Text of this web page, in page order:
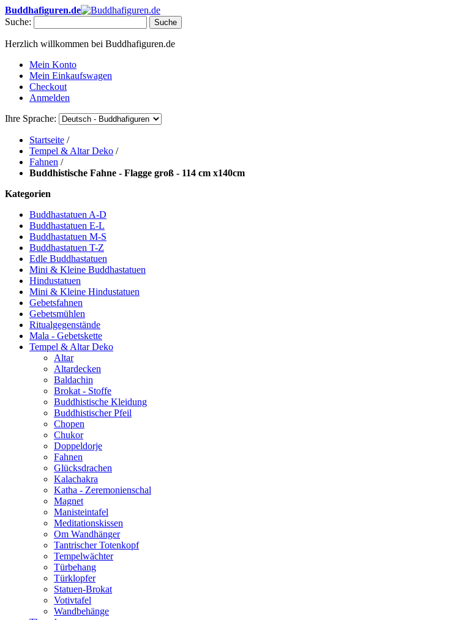
Buddhafiguren.de
Suche:
Suche
Herzlich willkommen bei Buddhafiguren.de
Mein Konto
Mein Einkaufswagen
Checkout
Anmelden
Ihre Sprache:
Startseite /
Tempel & Altar Deko /
Fahnen /
Buddhistische Fahne - Flagge groß - 114 cm x140cm
Kategorien
Buddhastatuen A-D
Buddhastatuen E-L
Buddhastatuen M-S
Buddhastatuen T-Z
Edle Buddhastatuen
Mini & Kleine Buddhastatuen
Hindustatuen
Mini & Kleine Hindustatuen
Gebetsfahnen
Gebetsmühlen
Ritualgegenstände
Mala - Gebetskette
Tempel & Altar Deko
Altar
Altardecken
Baldachin
Brokat - Stoffe
Buddhistische Kleidung
Buddhistischer Pfeil
Chopen
Chukor
Doppeldorje
Fahnen
Glücksdrachen
Kalachakra
Katha - Zeremonienschal
Magnet
Manisteintafel
Meditationskissen
Om Wandhänger
Tantrischer Totenkopf
Tempelwächter
Türbehang
Türklopfer
Statuen-Brokat
Votivtafel
Wandbehänge